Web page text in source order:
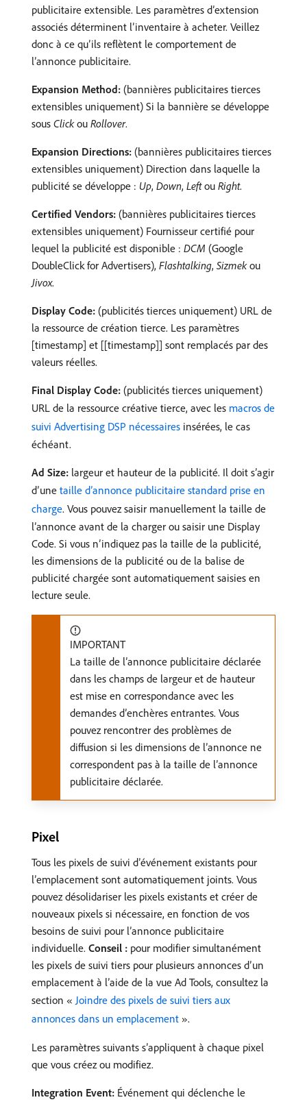
publicitaire extensible. Les paramètres d’extension
associés déterminent l’inventaire à acheter. Veillez
donc à ce qu’ils reflètent le comportement de
l’annonce publicitaire.
Expansion Method: (bannières publicitaires tierces
extensibles uniquement) Si la bannière se développe
sous Clickou Rollover.
Expansion Directions: (bannières publicitaires tierces
extensibles uniquement) Direction dans laquelle la
publicité se développe : Up, Down, Leftou Right.
Certified Vendors: (bannières publicitaires tierces
extensibles uniquement) Fournisseur certifié pour
lequel la publicité est disponible : DCM (Google
DoubleClick for Advertisers), Flashtalking, Sizmekou
Jivox.
Display Code: (publicités tierces uniquement) URL de
la ressource de création tierce. Les paramètres
[timestamp] et [[timestamp]] sont remplacés par des
valeurs réelles.
Final Display Code: (publicités tierces uniquement)
URL de la ressource créative tierce, avec les macros de
suivi Advertising DSP nécessaires insérées, le cas
échéant.
Ad Size: largeur et hauteur de la publicité. Il doit s’agir
d’une taille d’annonce publicitaire standard prise en
charge. Vous pouvez saisir manuellement la taille de
l’annonce avant de la charger ou saisir une Display
Code. Si vous n’indiquez pas la taille de la publicité,
les dimensions de la publicité ou de la balise de
publicité chargée sont automatiquement saisies en
lecture seule.
IMPORTANT
La taille de l’annonce publicitaire déclarée
dans les champs de largeur et de hauteur
est mise en correspondance avec les
demandes d’enchères entrantes. Vous
pouvez rencontrer des problèmes de
diffusion si les dimensions de l’annonce ne
correspondent pas à la taille de l’annonce
publicitaire déclarée.
Pixel
Tous les pixels de suivi d’événement existants pour
l’emplacement sont automatiquement joints. Vous
pouvez désolidariser les pixels existants et créer de
nouveaux pixels si nécessaire, en fonction de vos
besoins de suivi pour l’annonce publicitaire
individuelle. Conseil : pour modifier simultanément
les pixels de suivi tiers pour plusieurs annonces d’un
emplacement à l’aide de la vue Ad Tools, consultez la
section « Joindre des pixels de suivi tiers aux
annonces dans un emplacement ».
Les paramètres suivants s’appliquent à chaque pixel
que vous créez ou modifiez.
Integration Event: Événement qui déclenche le